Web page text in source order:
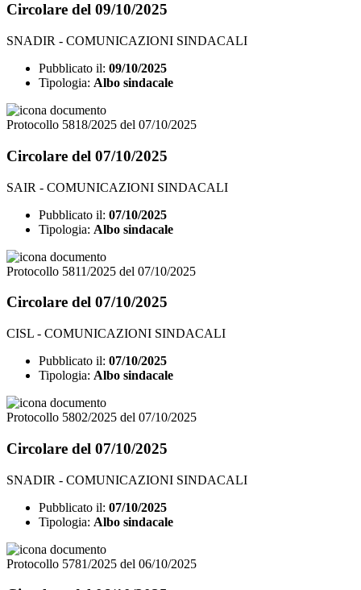
Circolare del 09/10/2025
SNADIR - COMUNICAZIONI SINDACALI
Pubblicato il: 09/10/2025
Tipologia: Albo sindacale
Protocollo 5818/2025 del 07/10/2025
Circolare del 07/10/2025
SAIR - COMUNICAZIONI SINDACALI
Pubblicato il: 07/10/2025
Tipologia: Albo sindacale
Protocollo 5811/2025 del 07/10/2025
Circolare del 07/10/2025
CISL - COMUNICAZIONI SINDACALI
Pubblicato il: 07/10/2025
Tipologia: Albo sindacale
Protocollo 5802/2025 del 07/10/2025
Circolare del 07/10/2025
SNADIR - COMUNICAZIONI SINDACALI
Pubblicato il: 07/10/2025
Tipologia: Albo sindacale
Protocollo 5781/2025 del 06/10/2025